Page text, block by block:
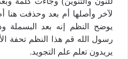
لآخر وأصلها أم بعد وحذفت هنا
يوضح النظم إنه بعد البسملة
رسول الله قم هذا النظم تحفة
يريدون تعلم علم التجويد.